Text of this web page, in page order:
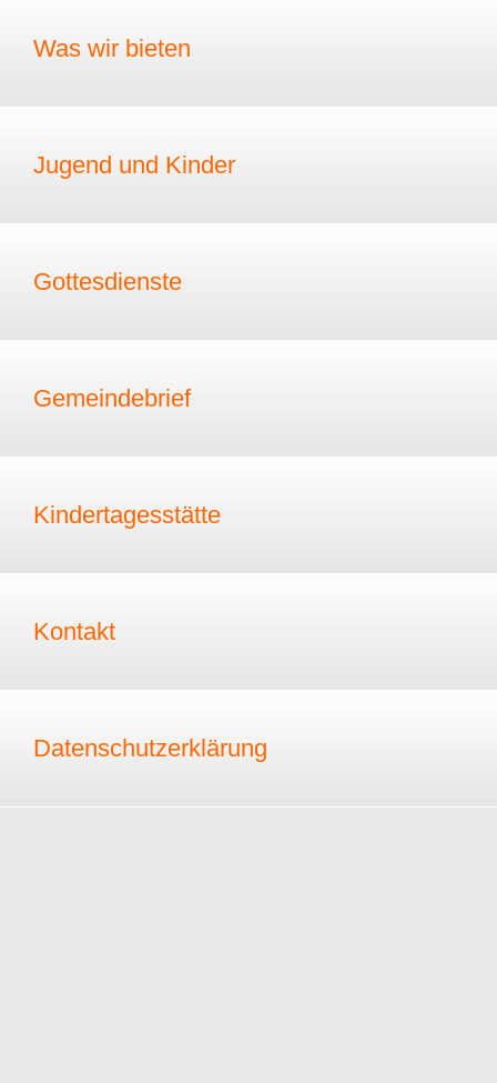
Was wir bieten
Jugend und Kinder
Gottesdienste
Gemeindebrief
Kindertagesstätte
Kontakt
Datenschutzerklärung